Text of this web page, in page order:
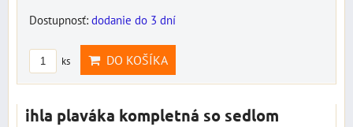
Dostupnosť: dodanie do 3 dní
ks DO KOŠÍKA
ihla plaváka kompletná so sedlom